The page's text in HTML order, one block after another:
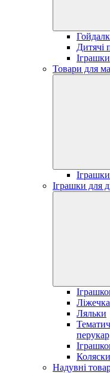
Дитячі
Товари для
Іграшки для
Ляльки
Коляски
Надувні